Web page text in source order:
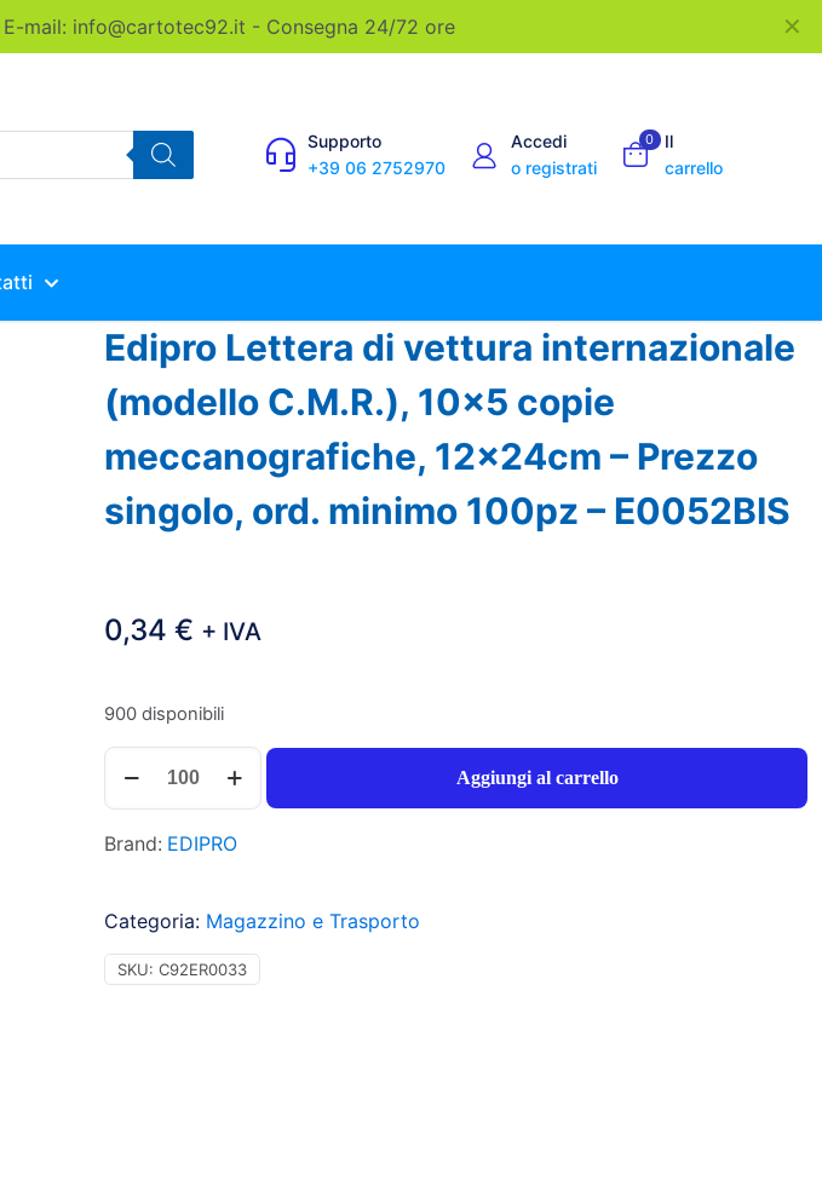
mail: info@cartotec92.it - Consegna 24/72 ore ✕
Supporto
+39 06 2752970
Accedi
o registrati
0
Il
carrello
Edipro Lettera di vettura internazionale
(modello C.M.R.), 10×5 copie
meccanografiche, 12x24cm – Prezzo
singolo, ord. minimo 100pz – E0052BIS
0,34€ + IVA
900 disponibili
Lettera
vettura
C.M.R.),
10x5
copie
Aggiungi al carrello
Brand: EDIPRO
Categoria: Magazzino e Trasporto
SKU:C92ER0033